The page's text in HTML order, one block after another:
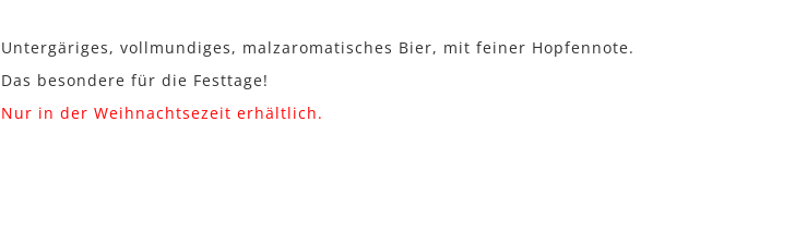
Untergäriges, vollmundiges, malzaromatisches Bier, mit feiner Hopfennote.
Das besondere für die Festtage!
Nur in der Weihnachtsezeit erhältlich.